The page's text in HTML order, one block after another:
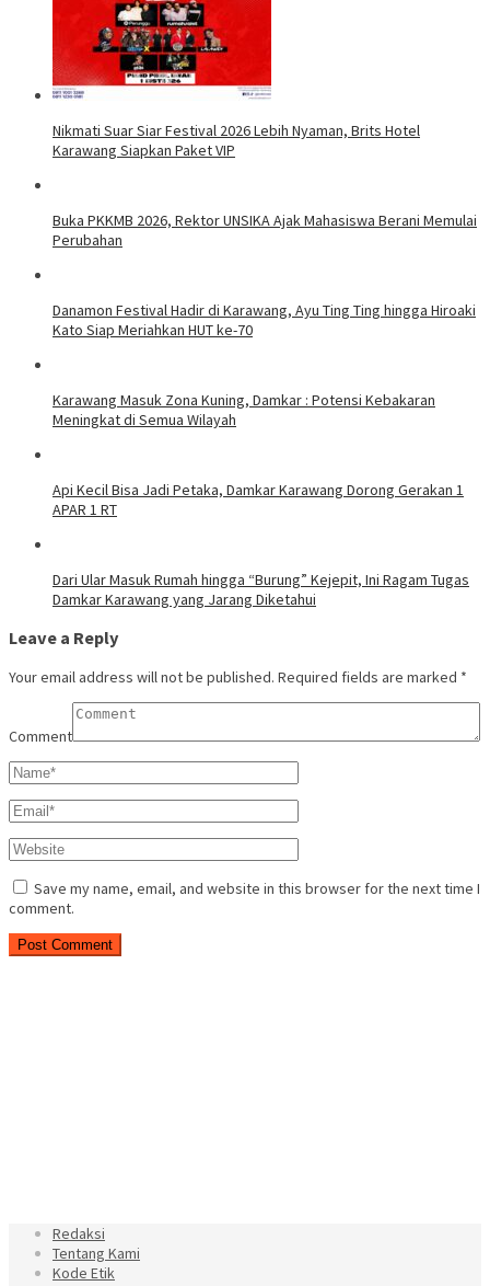
Nikmati Suar Siar Festival 2026 Lebih Nyaman, Brits Hotel
Karawang Siapkan Paket VIP
Buka PKKMB 2026, Rektor UNSIKA Ajak Mahasiswa Berani Memulai
Perubahan
Danamon Festival Hadir di Karawang, Ayu Ting Ting hingga Hiroaki
Kato Siap Meriahkan HUT ke-70
Karawang Masuk Zona Kuning, Damkar : Potensi Kebakaran
Meningkat di Semua Wilayah
Api Kecil Bisa Jadi Petaka, Damkar Karawang Dorong Gerakan 1
APAR 1 RT
Dari Ular Masuk Rumah hingga “Burung” Kejepit, Ini Ragam Tugas
Damkar Karawang yang Jarang Diketahui
Leave a Reply
Your email address will not be published. Required fields are marked *
Comment
Save my name, email, and website in this browser for the next time I
comment.
Redaksi
Tentang Kami
Kode Etik